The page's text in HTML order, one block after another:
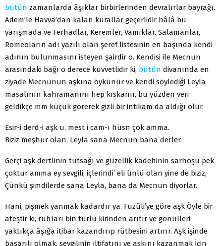
bütün zamanlarda âşıklar birbirlerinden devralırlar bayrağı.
Adem’le Havva’dan kalan kurallar geçerlidir hâlâ bu
yarışmada ve Ferhadlar, Keremler, Vamıklar, Salamanlar,
Romeoların adı yazılı olan şeref listesinin en başında kendi
adının bulunmasını isteyen şairdir o. Kendisi ile Mecnun
arasındaki bağı o derece kuvvetlidir ki, bütün divanında en
ziyade Mecnunun aşkına öykünür ve kendi söylediği Leyla
masalının kahramanını hep kıskanır, bu yüzden veri
geldikçe mm küçük görerek gizli bir intikam da aldığı olur.
Esir-i derd-i aşk u. mest i cam-ı hüsn çok amma.
Biziz meşhur olan, Leyla sana Mecnun bana derler.
Gerçi aşk dertlinin tutsağı ve güzellik kadehinin sarhoşu pek
çoktur amma ey sevgili, içlerindi’ eli ünlü olan yine de biziz,
Çünkü şimdilerde sana Leyla, bana da Mecnun diyorlar.
Hani, pişmek yanmak kadardır ya. Fuzûli’ye göre aşk Öyle bir
ateştir ki, ruhları bin türlü kirinden arıtır ve gönülleri
yaktıkça âşığa itibar kazandırıp rütbesini artırır. Aşk işinde
başarılı olmak, sevgilinin iltifatını ve aşkını kazanmak İçin